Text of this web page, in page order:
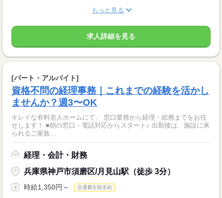
もっと見る
求人詳細を見る
[パート・アルバイト]
資格不問の経理事務｜これまでの経験を活かし
ませんか？週3〜OK
キレイな有料老人ホームにて、 窓口業務から経理・総務までをお任
せします！ ■朝の窓口・電話対応からスタート♪ 出勤後は、施設に来
られるご家族...
経理・会計・財務
兵庫県神戸市須磨区/月見山駅（徒歩 3分）
時給1,350円～ 交通費全額支給